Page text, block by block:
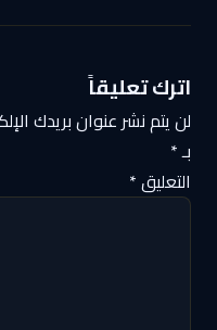
اترك تعليقاً
لن يتم نشر عنوان بريدك
بـ*
التعليق*